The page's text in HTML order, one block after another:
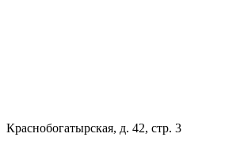
Краснобогатырская, д. 42, стр. 3